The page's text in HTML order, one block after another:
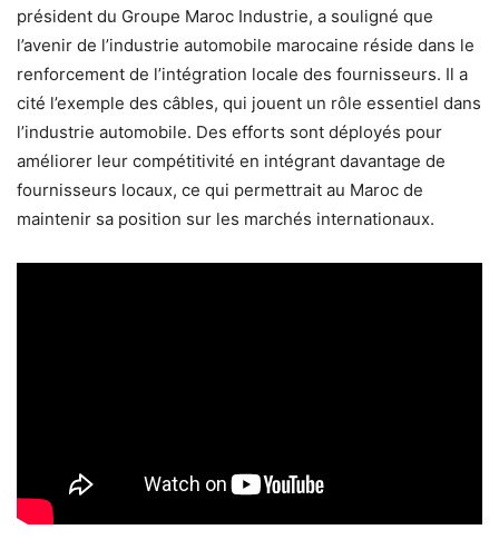
président du Groupe Maroc Industrie, a souligné que
l’avenir de l’industrie automobile marocaine réside dans le
renforcement de l’intégration locale des fournisseurs. Il a
cité l’exemple des câbles, qui jouent un rôle essentiel dans
l’industrie automobile. Des efforts sont déployés pour
améliorer leur compétitivité en intégrant davantage de
fournisseurs locaux, ce qui permettrait au Maroc de
maintenir sa position sur les marchés internationaux.